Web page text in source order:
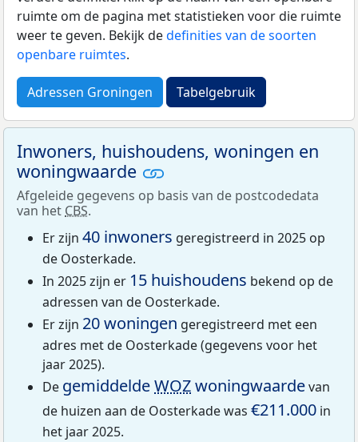
ruimte om de pagina met statistieken voor die ruimte
weer te geven. Bekijk dedefinities van de soorten
openbare ruimtes.
Adressen Groningen Tabelgebruik
Inwoners, huishoudens, woningen en
woningwaarde
Afgeleide gegevens op basis van de postcodedata
van het CBS.
Er zijn 40 inwoners geregistreerd in 2025 op
de Oosterkade.
In 2025 zijn er 15 huishoudens bekend op de
adressen van de Oosterkade.
Er zijn 20 woningen geregistreerd met een
adres met de Oosterkade (gegevens voor het
jaar 2025).
De gemiddeldeWOZwoningwaardevan
de huizen aan de Oosterkade was €211.000 in
het jaar 2025.